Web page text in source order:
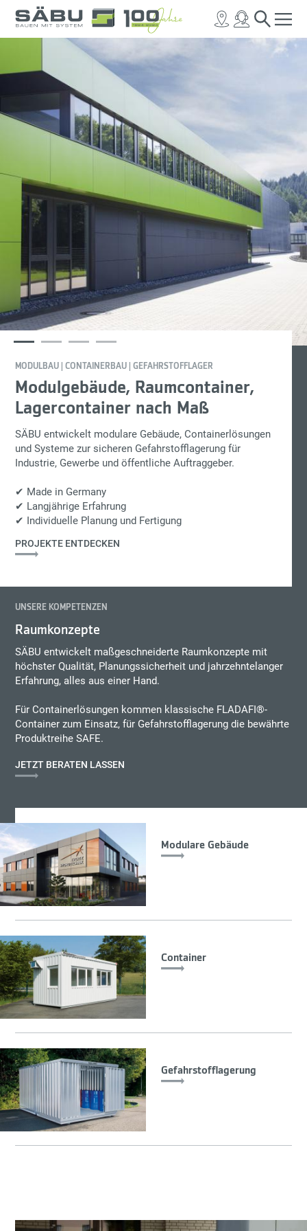
MODULBAU | CONTAINERBAU | GEFAHRSTOFFLAGER
Modulgebäude, Raumcontainer,
Lagercontainer nach Maß
SÄBU entwickelt modulare Gebäude, Containerlösungen
und Systeme zur sicheren Gefahrstofflagerung für
Industrie, Gewerbe und öffentliche Auftraggeber.
✔ Made in Germany
✔ Langjährige Erfahrung
✔ Individuelle Planung und Fertigung
PROJEKTE ENTDECKEN
UNSERE KOMPETENZEN
Raumkonzepte
SÄBU entwickelt maßgeschneiderte Raumkonzepte mit
höchster Qualität, Planungssicherheit und jahrzehntelanger
Erfahrung, alles aus einer Hand.
Für Containerlösungen kommen klassische FLADAFI®-
Container zum Einsatz, für Gefahrstofflagerung die bewährte
Produktreihe SAFE.
JETZT BERATEN LASSEN
Modulare Gebäude
Container
Gefahrstofflagerung